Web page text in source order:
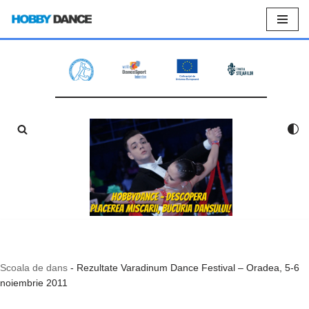
Sari
Scoala de dans - Rezultate Varadinum Dance Festival – Oradea, 5-6
noiembrie 2011